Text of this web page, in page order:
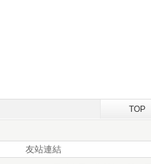
TOP
友站連結